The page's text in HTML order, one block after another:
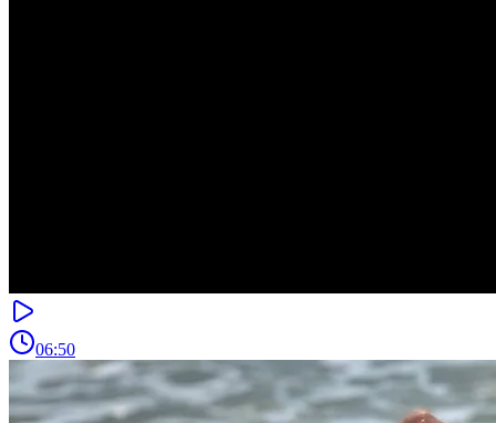
06:50